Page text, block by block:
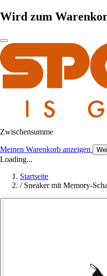
Wird zum
Zwischensumme
Meinen Warenkorb anzeigen
Loading...
Startseite
/ Sneaker mit Memory-